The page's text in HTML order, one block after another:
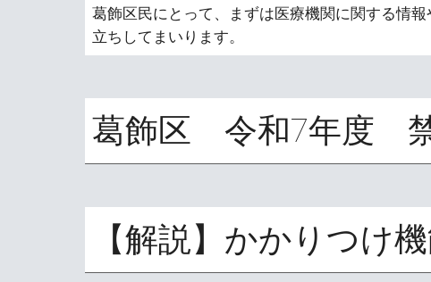
葛飾区民にとって、まずは医療機関に関する情
立ちしてまいります。
葛飾区 令和7年度 禁
【解説】かかりつけ